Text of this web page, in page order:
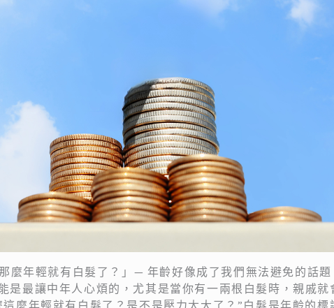
麼年輕就有白髮了？」— 年齡好像成了我們無法避免的話題
是最讓中年人心煩的，尤其是當你有一兩根白髮時，親戚就
這麼年輕就有白髮了？是不是壓力太大了？”白髮是年齡的標